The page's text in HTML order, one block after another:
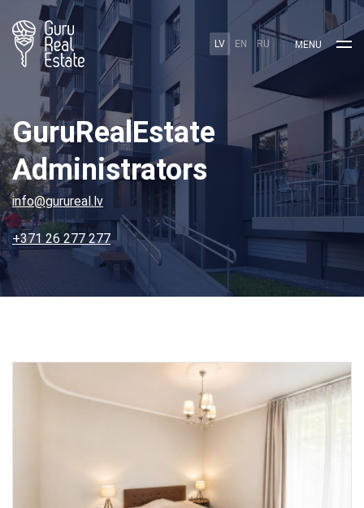
LV EN RU MENU
GuruRealEstate
Administrators
info@gurureal.lv
+371 26 277 277